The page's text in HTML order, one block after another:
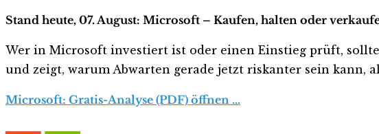
Stand heute, 07. August: Microsoft – Kaufen, halten oder
Wer in Microsoft investiert ist oder einen Einstieg prüft,
und zeigt, warum Abwarten gerade jetzt riskanter sein kann,
Microsoft: Gratis-Analyse (PDF) öffnen …